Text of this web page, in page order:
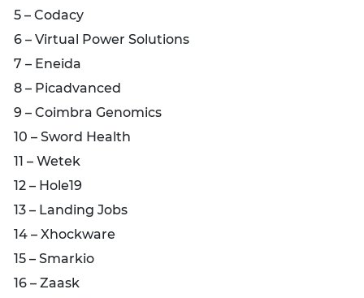
5 – Codacy
6 – Virtual Power Solutions
7 – Eneida
8 – Picadvanced
9 – Coimbra Genomics
10 – Sword Health
11 – Wetek
12 – Hole19
13 – Landing Jobs
14 – Xhockware
15 – Smarkio
16 – Zaask